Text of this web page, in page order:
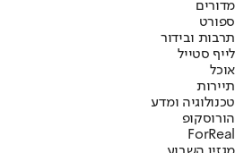
מדורים
ספורט
תרבות ובידור
לייף סטייל
אוכל
תיירות
טכנולוגיה ומדע
הורוסקופ
ForReal